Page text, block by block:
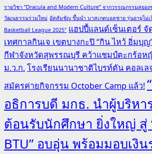
รายวิชา “Dracula and Modern Culture” จากวรรณกรรมสยอ
วัฒนธรรมร่วมใหม่ อัสสัมชัญ ขึ้นนำ บาสเกตบอลชาย รุ่นอายุไม่เ
Basketball League 2025" แฮปปี้แลนด์เซ็นเตอร์
เทศกาลกินเจ เขตบางกะปิ “กิน ไหว้ อิ่มบุญ
กีฬาจังหวัดสุพรรณบุรี คว้าแชมป์ตะกร้อห
ม.ว.ก.โรงเรียนนานาชาติไบรท์ตัน คอลเล
สมัครค่ายกิจกรรม October Camp แล้ว!
อธิการบดี มกธ. นำผู้บริห
ต้อนรับนักศึกษา ยิ่งใหญ่ สู่
BTU” อบอุ่น พร้อมมอบเงิ